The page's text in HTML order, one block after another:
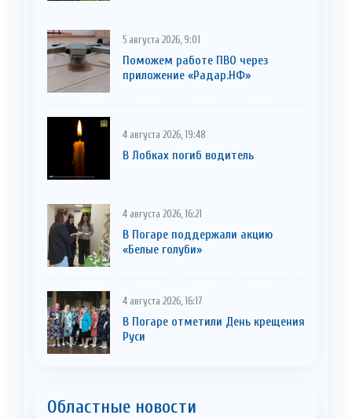
5 августа 2026, 9:01
Поможем работе ПВО через
приложение «Радар.НФ»
4 августа 2026, 19:48
В Лобках погиб водитель
4 августа 2026, 16:21
В Погаре поддержали акцию
«Белые голуби»
4 августа 2026, 16:17
В Погаре отметили День крещения
Руси
Областные новости